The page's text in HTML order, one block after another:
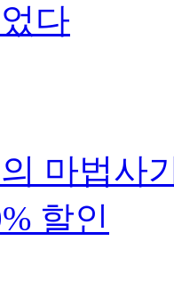
마법사
할인